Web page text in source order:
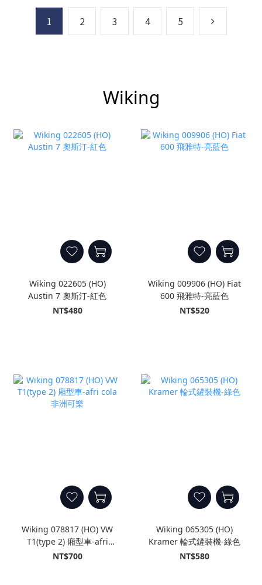
1 2 3 4 5
Wiking
Wiking 022605 (HO)
Austin 7 奧斯汀-紅色
NT$480
Wiking 009906 (HO) Fiat
600 飛雅特-亮藍色
NT$520
Wiking 078817 (HO) VW
T1(type 2) 廂型車-afri
cola 非洲可樂
NT$700
Wiking 065305 (HO)
Kramer 輪式鏟裝機-綠色
NT$580